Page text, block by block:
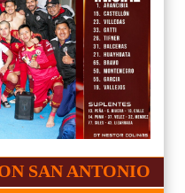
ANTONIO